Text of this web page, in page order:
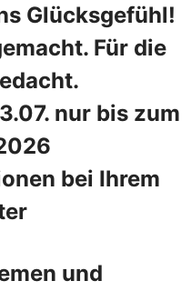
Glücksgefühl!
Für die
nur bis zum
bei Ihrem
und